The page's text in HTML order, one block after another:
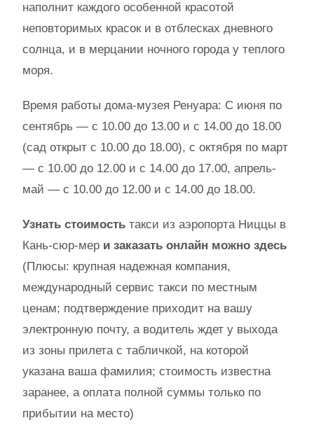
наполнит каждого особенной красотой
неповторимых красок и в отблесках дневного
солнца, и в мерцании ночного города у теплого
моря.
Время работы дома-музея Ренуара: С июня по
сентябрь — с 10.00 до 13.00 и с 14.00 до 18.00
(сад открыт с 10.00 до 18.00), с октября по март
— с 10.00 до 12.00 и с 14.00 до 17.00, апрель-
май — с 10.00 до 12.00 и с 14.00 до 18.00.
Узнать стоимость такси из аэропорта Ниццы в
Кань-сюр-мер и заказать онлайн можно здесь
(Плюсы: крупная надежная компания,
международный сервис такси по местным
ценам; подтверждение приходит на вашу
электронную почту, а водитель ждет у выхода
из зоны прилета с табличкой, на которой
указана ваша фамилия; стоимость известна
заранее, а оплата полной суммы только по
прибытии на место)